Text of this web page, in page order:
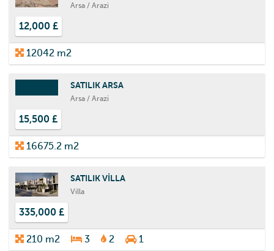
Arsa / Arazi
12,000 £
12042 m2
SATILIK ARSA
Arsa / Arazi
15,500 £
16675.2 m2
SATILIK VİLLA
Villa
335,000 £
210 m2 3 2 1